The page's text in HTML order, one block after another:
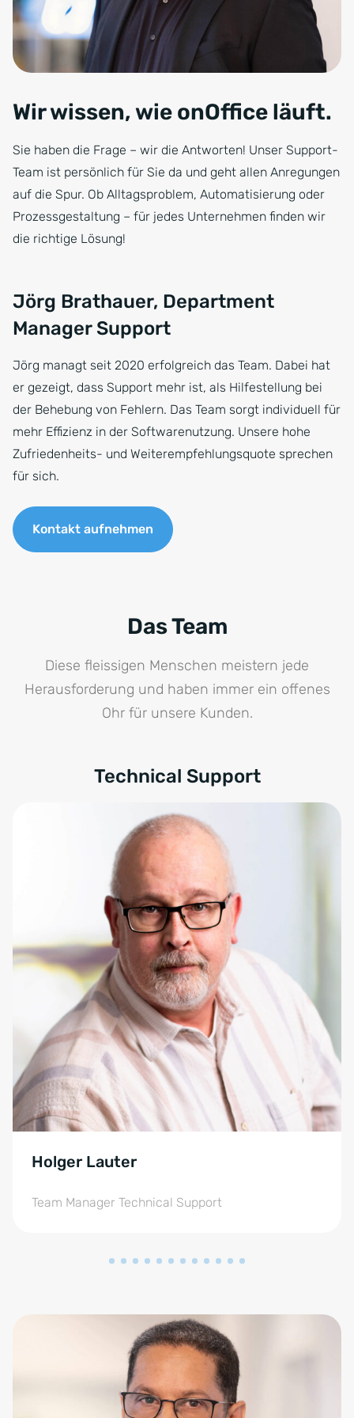
Wir wissen, wie onOffice läuft.
Sie haben die Frage – wir die Antworten! Unser Support-
Team ist persönlich für Sie da und geht allen Anregungen
auf die Spur. Ob Alltagsproblem, Automatisierung oder
Prozessgestaltung – für jedes Unternehmen finden wir
die richtige Lösung!
Jörg Brathauer, Department
Manager Support
Jörg managt seit 2020 erfolgreich das Team. Dabei hat
er gezeigt, dass Support mehr ist, als Hilfestellung bei
der Behebung von Fehlern. Das Team sorgt individuell für
mehr Effizienz in der Softwarenutzung. Unsere hohe
Zufriedenheits- und Weiterempfehlungsquote sprechen
für sich.
Kontakt aufnehmen
Das Team
Diese fleissigen Menschen meistern jede
Herausforderung und haben immer ein offenes
Ohr für unsere Kunden.
Technical Support
Holger Lauter
Team Manager Technical Support